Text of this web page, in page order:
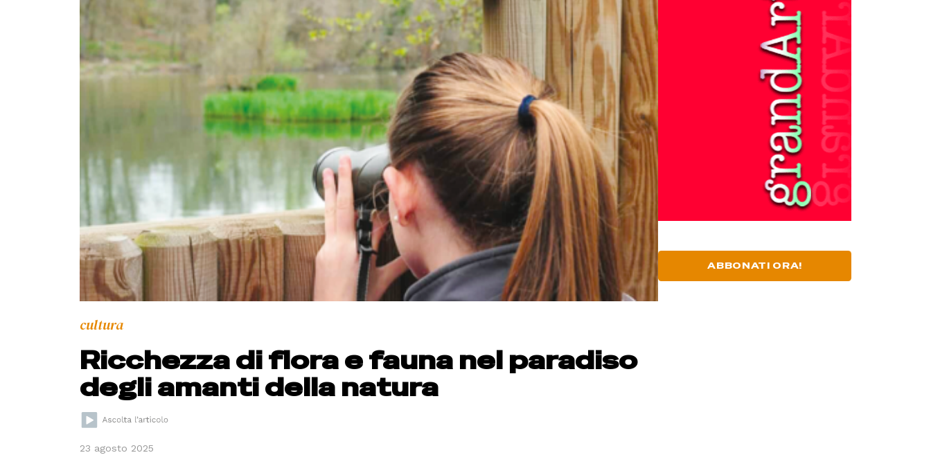
cultura
Ricchezza di flora e fauna nel paradiso
degli amanti della natura
23 agosto 2025
ABBONATI ORA!